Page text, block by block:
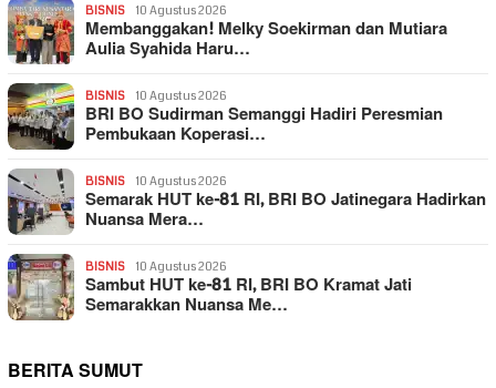
BISNIS 10 Agustus 2026
Membanggakan! Melky Soekirman dan Mutiara
Aulia Syahida Haru…
BISNIS 10 Agustus 2026
BRI BO Sudirman Semanggi Hadiri Peresmian
Pembukaan Koperasi…
BISNIS 10 Agustus 2026
Semarak HUT ke-81 RI, BRI BO Jatinegara Hadirkan
Nuansa Mera…
BISNIS 10 Agustus 2026
Sambut HUT ke-81 RI, BRI BO Kramat Jati
Semarakkan Nuansa Me…
BERITA SUMUT